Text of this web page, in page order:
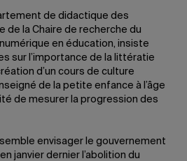
de didactique des
de la Chaire de recherche du
en éducation, insiste
sur l’importance de la littératie
d’un cours de culture
de la petite enfance à l’âge
de mesurer la progression des
envisager le gouvernement
janvier dernier l’abolition du